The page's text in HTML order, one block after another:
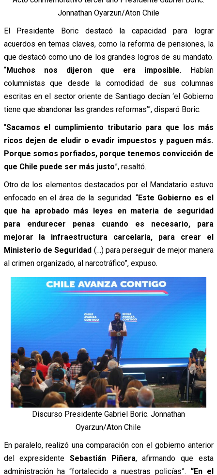
Jonnathan Oyarzun/Aton Chile
El Presidente Boric destacó la capacidad para lograr
acuerdos en temas claves, como la reforma de pensiones, la
que destacó como uno de los grandes logros de su mandato.
“Muchos nos dijeron que era imposible. Habían
columnistas que desde la comodidad de sus columnas
escritas en el sector oriente de Santiago decían ‘el Gobierno
tiene que abandonar las grandes reformas’”, disparó Boric.
“Sacamos el cumplimiento tributario para que los más
ricos dejen de eludir o evadir impuestos y paguen más.
Porque somos porfiados, porque tenemos convicción de
que Chile puede ser más justo”, resaltó.
Otro de los elementos destacados por el Mandatario estuvo
enfocado en el área de la seguridad. “Este Gobierno es el
que ha aprobado más leyes en materia de seguridad
para endurecer penas cuando es necesario, para
mejorar la infraestructura carcelaria, para crear el
Ministerio de Seguridad (…) para perseguir de mejor manera
al crimen organizado, al narcotráfico”, expuso.
Discurso Presidente Gabriel Boric. Jonnathan
Oyarzun/Aton Chile
En paralelo, realizó una comparación con el gobierno anterior
del expresidente Sebastián Piñera, afirmando que esta
administración ha “fortalecido a nuestras policías”. “En el